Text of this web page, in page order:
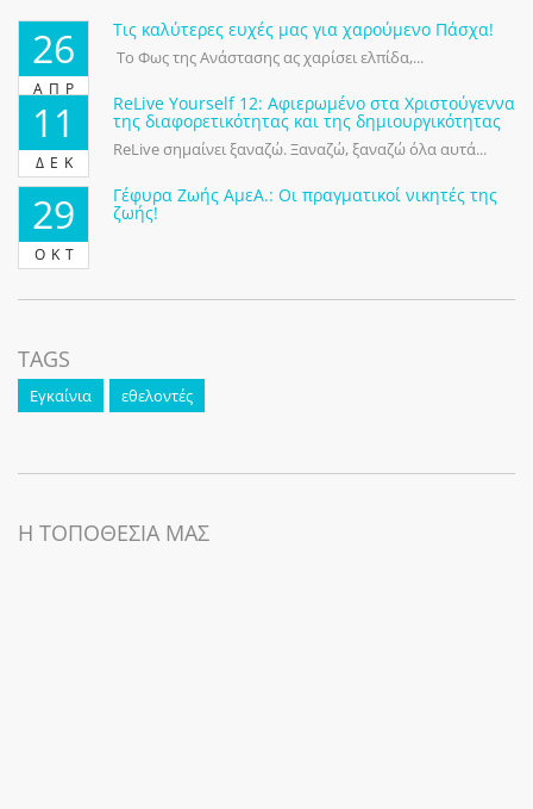
26
ΑΠΡ
Τις καλύτερες ευχές μας για χαρούμενο Πάσχα!
Το Φως της Ανάστασης ας χαρίσει ελπίδα,...
11
ΔΕΚ
ReLive Yourself 12: Αφιερωμένο στα Χριστούγεννα
της διαφορετικότητας και της δημιουργικότητας
ReLive σημαίνει ξαναζώ. Ξαναζώ, ξαναζώ όλα αυτά...
29
ΟΚΤ
Γέφυρα Ζωής ΑμεΑ.: Οι πραγματικοί νικητές της
ζωής!
TAGS
Εγκαίνια εθελοντές
Η ΤΟΠΟΘΕΣΙΑ ΜΑΣ